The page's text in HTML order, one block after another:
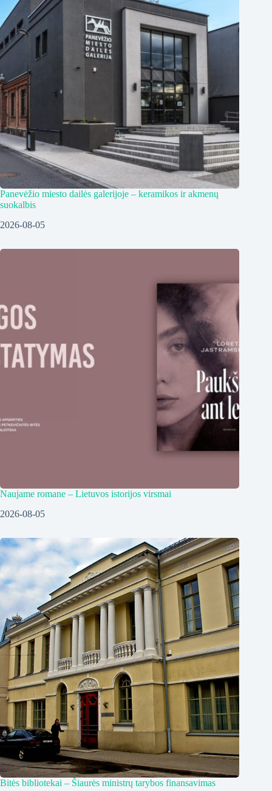
Panevėžio miesto dailės galerijoje – keramikos ir akmenų
suokalbis
2026-08-05
Naujame romane – Lietuvos istorijos virsmai
2026-08-05
Bitės bibliotekai – Šiaurės ministrų tarybos finansavimas